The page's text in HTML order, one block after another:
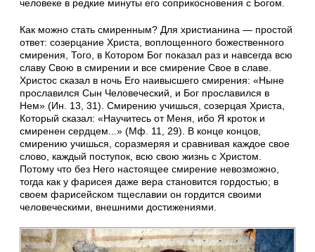
человеке в редкие минуты его соприкосновения с Богом.
Как можно стать смиренным? Для христианина — простой
ответ: созерцание Христа, воплощенного божественного
смирения, Того, в Котором Бог показал раз и навсегда всю
славу Свою в смирении и все смирение Свое в славе.
Христос сказал в ночь Его наивысшего смирения: «Ныне
прославился Сын Человеческий, и Бог прославился в
Нем» (Ин. 13, 31). Смирению учишься, созерцая Христа,
Который сказал: «Научитесь от Меня, ибо Я кроток и
смиренен сердцем...» (Мф. 11, 29). В конце концов,
смирению учишься, соразмеряя и сравнивая каждое свое
слово, каждый поступок, всю свою жизнь с Христом.
Потому что без Него настоящее смирение невозможно,
тогда как у фарисея даже вера становится гордостью; в
своем фарисейском тщеславии он гордится своими
человеческими, внешними достижениями.